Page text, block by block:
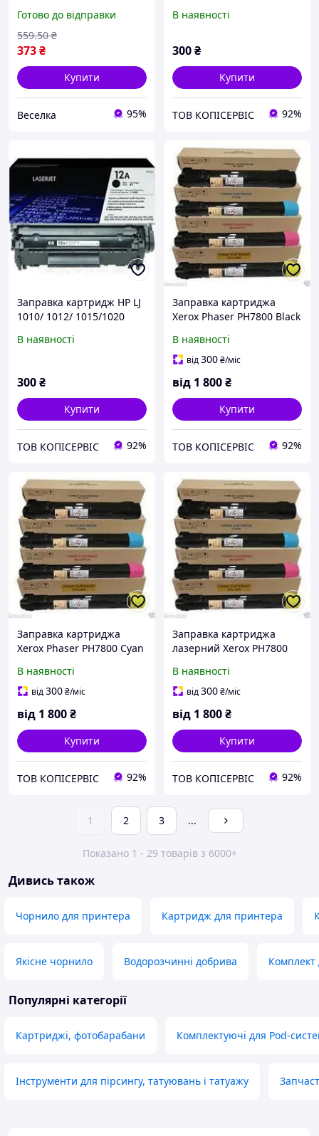
і СНПЧ економне та
якісне 100 мл FLAME
Готово до відправки
373₴
559.50 ₴
Купити
Веселка 95%
В наявності
300₴
Купити
ТОВ КОПІСЕРВІС 92%
Заправка картридж HP LJ
1010/ 1012/ 1015/1020
В наявності
300₴
Купити
ТОВ КОПІСЕРВІС 92%
Заправка картриджа
Xerox Phaser PH7800 Black
В наявності
від300₴/міс
від 1 800₴
Купити
ТОВ КОПІСЕРВІС 92%
Заправка картриджа
Xerox Phaser PH7800 Cyan
В наявності
від300₴/міс
від 1 800₴
Купити
ТОВ КОПІСЕРВІС 92%
Заправка картриджа
лазерний Xerox PH7800
В наявності
від300₴/міс
від 1 800₴
Купити
ТОВ КОПІСЕРВІС 92%
1 2 3 ...
Показано 1 - 29 товарів з 6000+
Дивись також
Чорнило для принтера Картридж для принтера
Якісне чорнило Водорозчинні добрива Комплект
Популярні категорії
Картриджі, фотобарабани Комплектуючі для Pod-
Інструменти для пірсингу, татуювань і татуажу